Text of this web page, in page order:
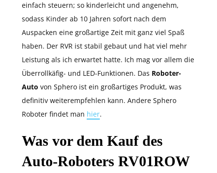
einfach steuern; so kinderleicht und angenehm,
sodass Kinder ab 10 Jahren sofort nach dem
Auspacken eine großartige Zeit mit ganz viel Spaß
haben. Der RVR ist stabil gebaut und hat viel mehr
Leistung als ich erwartet hatte. Ich mag vor allem die
Überrollkäfig- und LED-Funktionen. Das Roboter-
Auto von Sphero ist ein großartiges Produkt, was
definitiv weiterempfehlen kann. Andere Sphero
Roboter findet man hier.
Was vor dem Kauf des
Auto-Roboters RV01ROW